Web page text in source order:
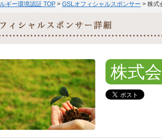
ギー環境認証 TOP > GSLオフィシャルスポンサー > 株式
株式